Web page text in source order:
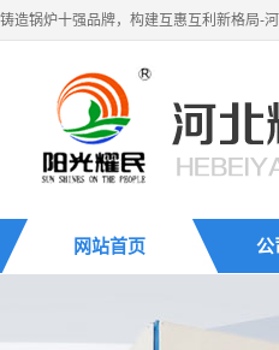
铸造锅炉十强品牌，构建互惠互利新格局-
网站首页 公